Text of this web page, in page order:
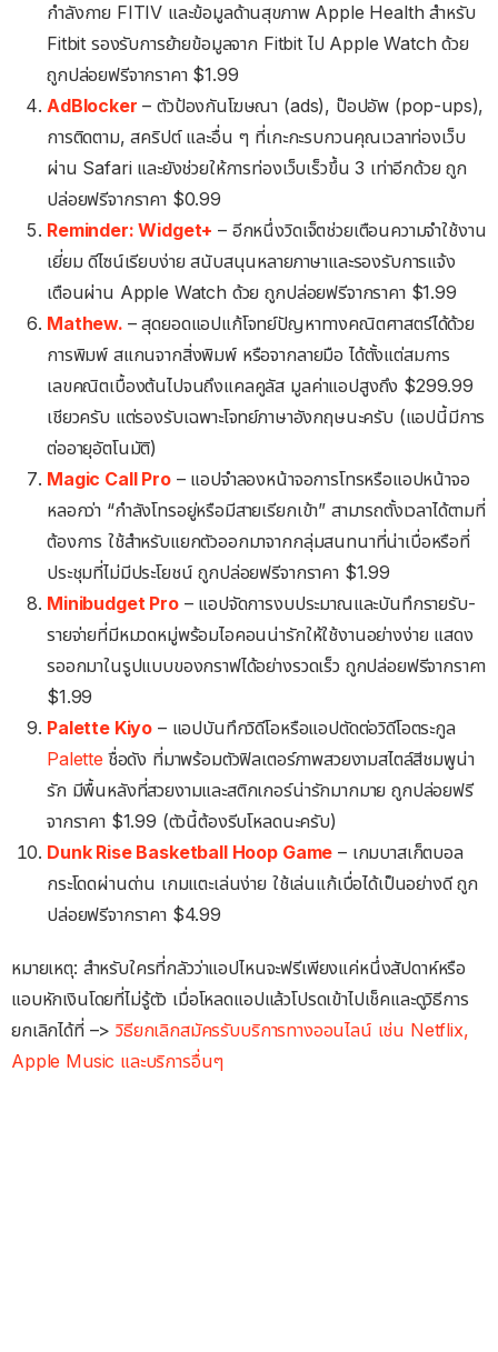
กำลังกาย FITIV และข้อมูลด้านสุขภาพ Apple Health สำหรับ
Fitbit รองรับการย้ายข้อมูลจาก Fitbit ไป Apple Watch ด้วย
ถูกปล่อยฟรีจากราคา $1.99
AdBlocker – ตัวป้องกันโฆษณา (ads), ป๊อปอัพ (pop-ups),
การติดตาม, สคริปต์ และอื่น ๆ ที่เกะกะรบกวนคุณเวลาท่องเว็บ
ผ่าน Safari และยังช่วยให้การท่องเว็บเร็วขึ้น 3 เท่าอีกด้วย ถูก
ปล่อยฟรีจากราคา $0.99
Reminder: Widget+ – อีกหนึ่งวิดเจ็ตช่วยเตือนความจำใช้งาน
เยี่ยม ดีไซน์เรียบง่าย สนับสนุนหลายภาษาและรองรับการแจ้ง
เตือนผ่าน Apple Watch ด้วย ถูกปล่อยฟรีจากราคา $1.99
Mathew. – สุดยอดแอปแก้โจทย์ปัญหาทางคณิตศาสตร์ได้ด้วย
การพิมพ์ สแกนจากสิ่งพิมพ์ หรือจากลายมือ ได้ตั้งแต่สมการ
เลขคณิตเบื้องต้นไปจนถึงแคลคูลัส มูลค่าแอปสูงถึง $299.99
เชียวครับ แต่รองรับเฉพาะโจทย์ภาษาอังกฤษนะครับ (แอปนี้มีการ
ต่ออายุอัตโนมัติ)
Magic Call Pro– แอปจำลองหน้าจอการโทรหรือแอปหน้าจอ
หลอกว่า “กำลังโทรอยู่หรือมีสายเรียกเข้า” สามารถตั้งเวลาได้ตามที่
ต้องการ ใช้สำหรับแยกตัวออกมาจากกลุ่มสนทนาที่น่าเบื่อหรือที่
ประชุมที่ไม่มีประโยชน์ ถูกปล่อยฟรีจากราคา $1.99
Minibudget Pro– แอปจัดการงบประมาณและบันทึกรายรับ-
รายจ่ายที่มีหมวดหมู่พร้อมไอคอนน่ารักให้ใช้งานอย่างง่าย แสดง
รออกมาในรูปแบบของกราฟได้อย่างรวดเร็ว ถูกปล่อยฟรีจากราคา
$1.99
Palette Kiyo – แอปบันทึกวิดีโอหรือแอปตัดต่อวิดีโอตระกูล
Palette ชื่อดัง ที่มาพร้อมตัวฟิลเตอร์ภาพสวยงามสไตล์สีชมพูน่า
รัก มีพื้นหลังที่สวยงามและสติกเกอร์น่ารักมากมาย ถูกปล่อยฟรี
จากราคา $1.99 (ตัวนี้ต้องรีบโหลดนะครับ)
Dunk Rise Basketball Hoop Game – เกมบาสเก็ตบอล
กระโดดผ่านด่าน เกมแตะเล่นง่าย ใช้เล่นแก้เบื่อได้เป็นอย่างดี ถูก
ปล่อยฟรีจากราคา $4.99
หมายเหตุ: สำหรับใครที่กลัวว่าแอปไหนจะฟรีเพียงแค่หนึ่งสัปดาห์หรือ
แอบหักเงินโดยที่ไม่รู้ตัว เมื่อโหลดแอปแล้วโปรดเข้าไปเช็คและดูวิธีการ
ยกเลิกได้ที่ –>วิธียกเลิกสมัครรับบริการทางออนไลน์ เช่น Netflix,
Apple Music และบริการอื่นๆ